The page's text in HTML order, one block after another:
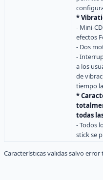
*
- Mini-
efectos
- Dos
-
a los
de
tiempo
*
todas
- Todos
stick se
Características validas salvo